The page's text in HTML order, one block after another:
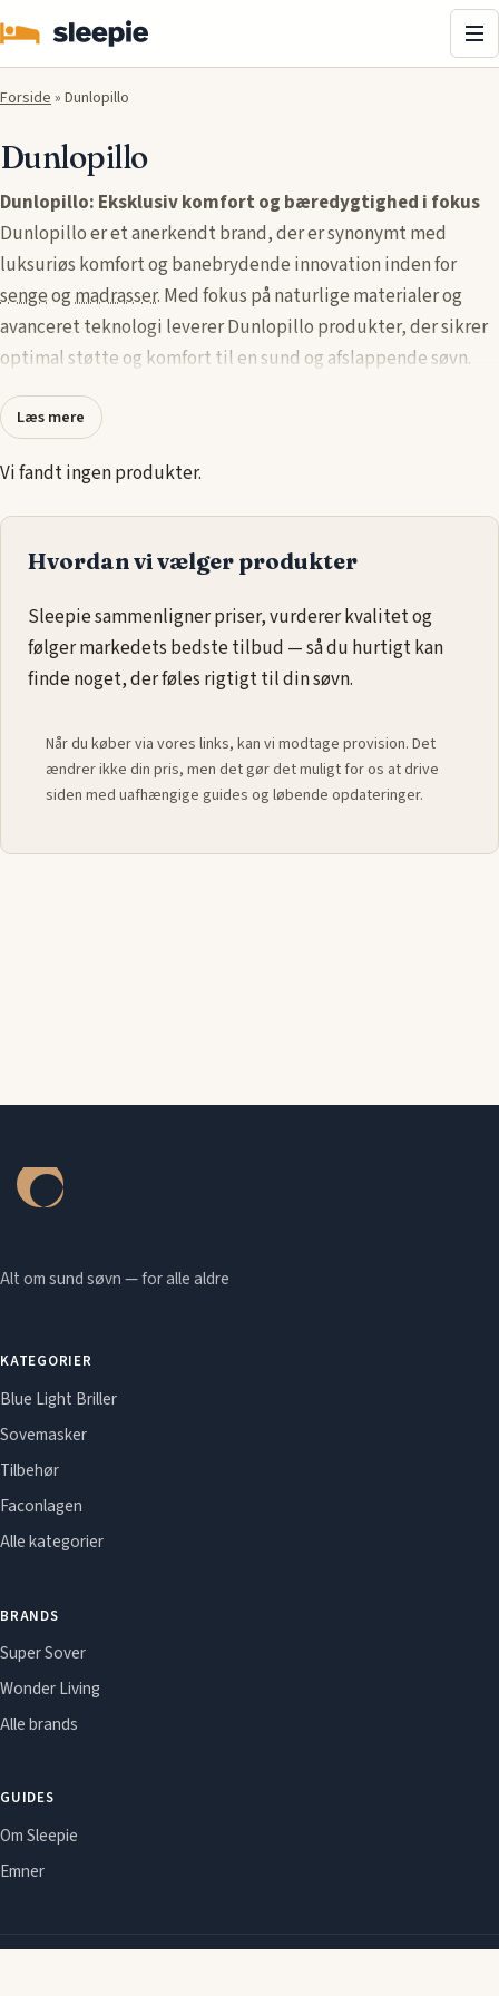
Forside» Dunlopillo
Dunlopillo
Dunlopillo: Eksklusiv komfort og bæredygtighed i fokus
Dunlopillo er et anerkendt brand, der er synonymt med
luksuriøs komfort og banebrydende innovation inden for
sengeogmadrasser. Med fokus på naturlige materialer og
avanceret teknologi leverer Dunlopillo produkter, der sikrer
optimal støtte og komfort til en sund og afslappende søvn.
Deres madrasser er fremstillet af naturlatex, som ikke blot er
allergivenligt og åndbart, men også tilpasser sig kroppens
en madras, seng eller pude, tilbyder Dunlopillo løsninger, der
forener kvalitet og lang holdbarhed.
Brandet er også kendt for sit engagement i bæredygtighed,
bevidsthed om ansvarligt forbrug. Dunlopillo kombinerer
skandinavisk design med ergonomisk præcision og sikrer
derved produkter, der ikke kun ser elegante ud, men også
balance mellem innovation, komfort og bæredygtighed –
ideelt for dig, der ønsker det bedste inden for søvn.
Læs mere
Vi fandt ingen produkter.
Hvordan vi vælger produkter
Sleepie sammenligner priser, vurderer kvalitet og
følger markedets bedste tilbud — så du hurtigt kan
finde noget, der føles rigtigt til din søvn.
Når du køber via vores links, kan vi modtage provision. Det
ændrer ikke din pris, men det gør det muligt for os at drive
siden med uafhængige guides og løbende opdateringer.
Alt om sund søvn — for alle aldre
KATEGORIER
Blue Light Briller
Sovemasker
Tilbehør
Faconlagen
Alle kategorier
BRANDS
Super Sover
Wonder Living
Alle brands
GUIDES
Om Sleepie
Emner